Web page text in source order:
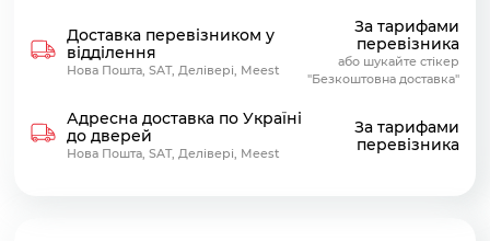
Доставка перевізником у
відділення
Нова Пошта, SAT, Делівері, Meest
За тарифами
перевізника
або шукайте стікер
"Безкоштовна доставка"
Адресна доставка по Україні
до дверей
Нова Пошта, SAT, Делівері, Meest
За тарифами
перевізника